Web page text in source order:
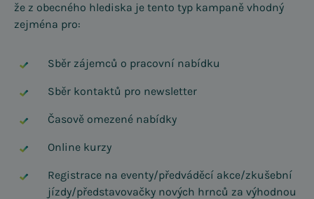
že z obecného hlediska je tento typ kampaně vhodný
zejména pro:
Sběr zájemců o pracovní nabídku
Sběr kontaktů pro newsletter
Časově omezené nabídky
Online kurzy
Registrace na eventy/předváděcí akce/zkušební
jízdy/představovačky nových hrnců za výhodnou